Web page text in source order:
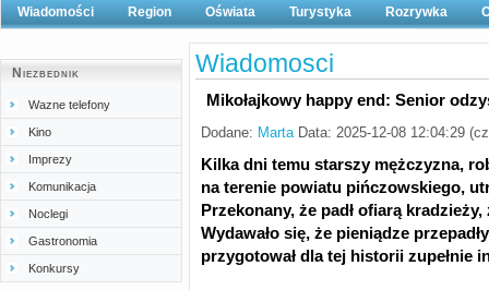
Wiadomości Region Oświata Turystyka
Polityka prywatności
Rozrywka
Niezbednik
Wazne telefony
Kino
Imprezy
Komunikacja
Noclegi
Gastronomia
Konkursy
Wiadomosci
Mikołajkowy happy end: Senior
Dodane: MartaData: 2025-12-08 12:04:29
Kilka dni temu starszy mężczyzna,
na terenie powiatu pińczowskiego,
Przekonany, że padł ofiarą
Wydawało się, że pieniądze
przygotował dla tej historii zupełnie